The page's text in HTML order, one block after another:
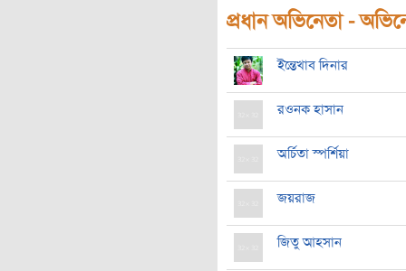
প্রধান অভিনেতা -
ইন্তেখাব দিনার
রওনক হাসান
অর্চিতা স্পর্শিয়া
জয়রাজ
জিতু আহসান